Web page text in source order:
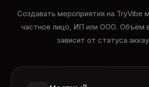
Создавать мероприятия на
частное лицо, ИП или ООО. Объём
зависит от статуса